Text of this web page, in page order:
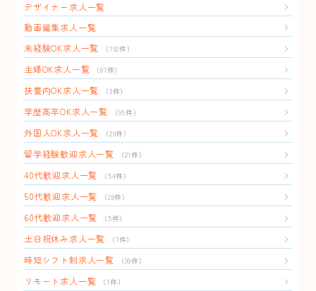
デザイナー求人一覧
動画編集求人一覧
未経験OK求人一覧
（192件）
主婦OK求人一覧 （87件）
扶養内OK求人一覧 （3件）
学歴高卒OK求人一覧 （95件）
外国人OK求人一覧 （29件）
留学経験歓迎求人一覧 （21件）
40代歓迎求人一覧 （54件）
50代歓迎求人一覧 （28件）
60代歓迎求人一覧 （5件）
土日祝休み求人一覧 （7件）
時短シフト制求人一覧 （99件）
リモート求人一覧 （1件）